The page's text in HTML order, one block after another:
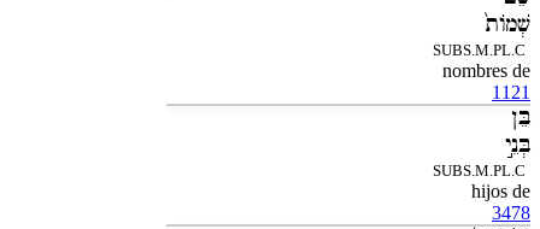
שְׁמֹות֙
SUBS.M.PL.C
nombres de
1121
בֵּן
בְּנֵ֣י
SUBS.M.PL.C
hijos de
3478